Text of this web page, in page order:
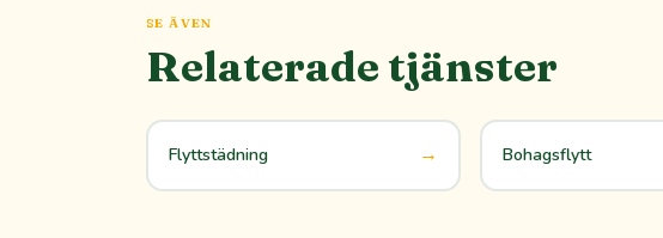
SE ÄVEN
Relaterade tjänster
Flyttstädning → Bohagsflytt